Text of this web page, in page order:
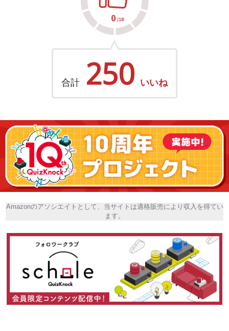
合計 250 いいね
Amazonのアソシエイトとして、当サイトは適格販売により収入を得てい
ます。